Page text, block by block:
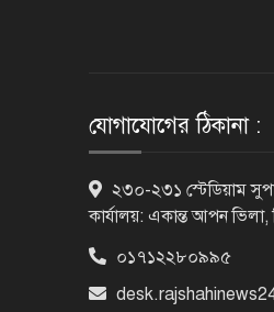
যোগাযোগের ঠিকানা :
২৩০-২৩১ স্টেডিয়াম
কার্যালয়: একান্ত আপন
০১৭১২২৮০৯৯৫